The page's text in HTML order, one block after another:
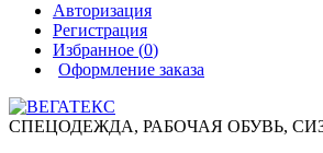
Авторизация
Регистрация
Избранное (0)
Оформление заказа
СПЕЦОДЕЖДА, РАБОЧАЯ ОБУВЬ,